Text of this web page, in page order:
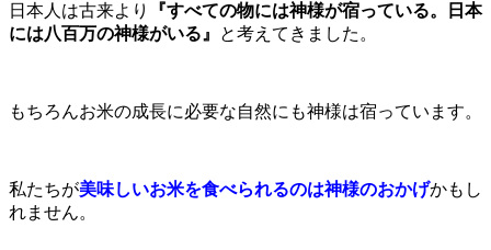
日本人は古来より
『すべての物には神様が宿っている。日本
には八百万の神様がいる』
と考えてきました。
もちろんお米の成長に必要な自然にも神様は宿っています。
私たちが美味しいお米を食べられるのは神様のおかげかもし
れません。